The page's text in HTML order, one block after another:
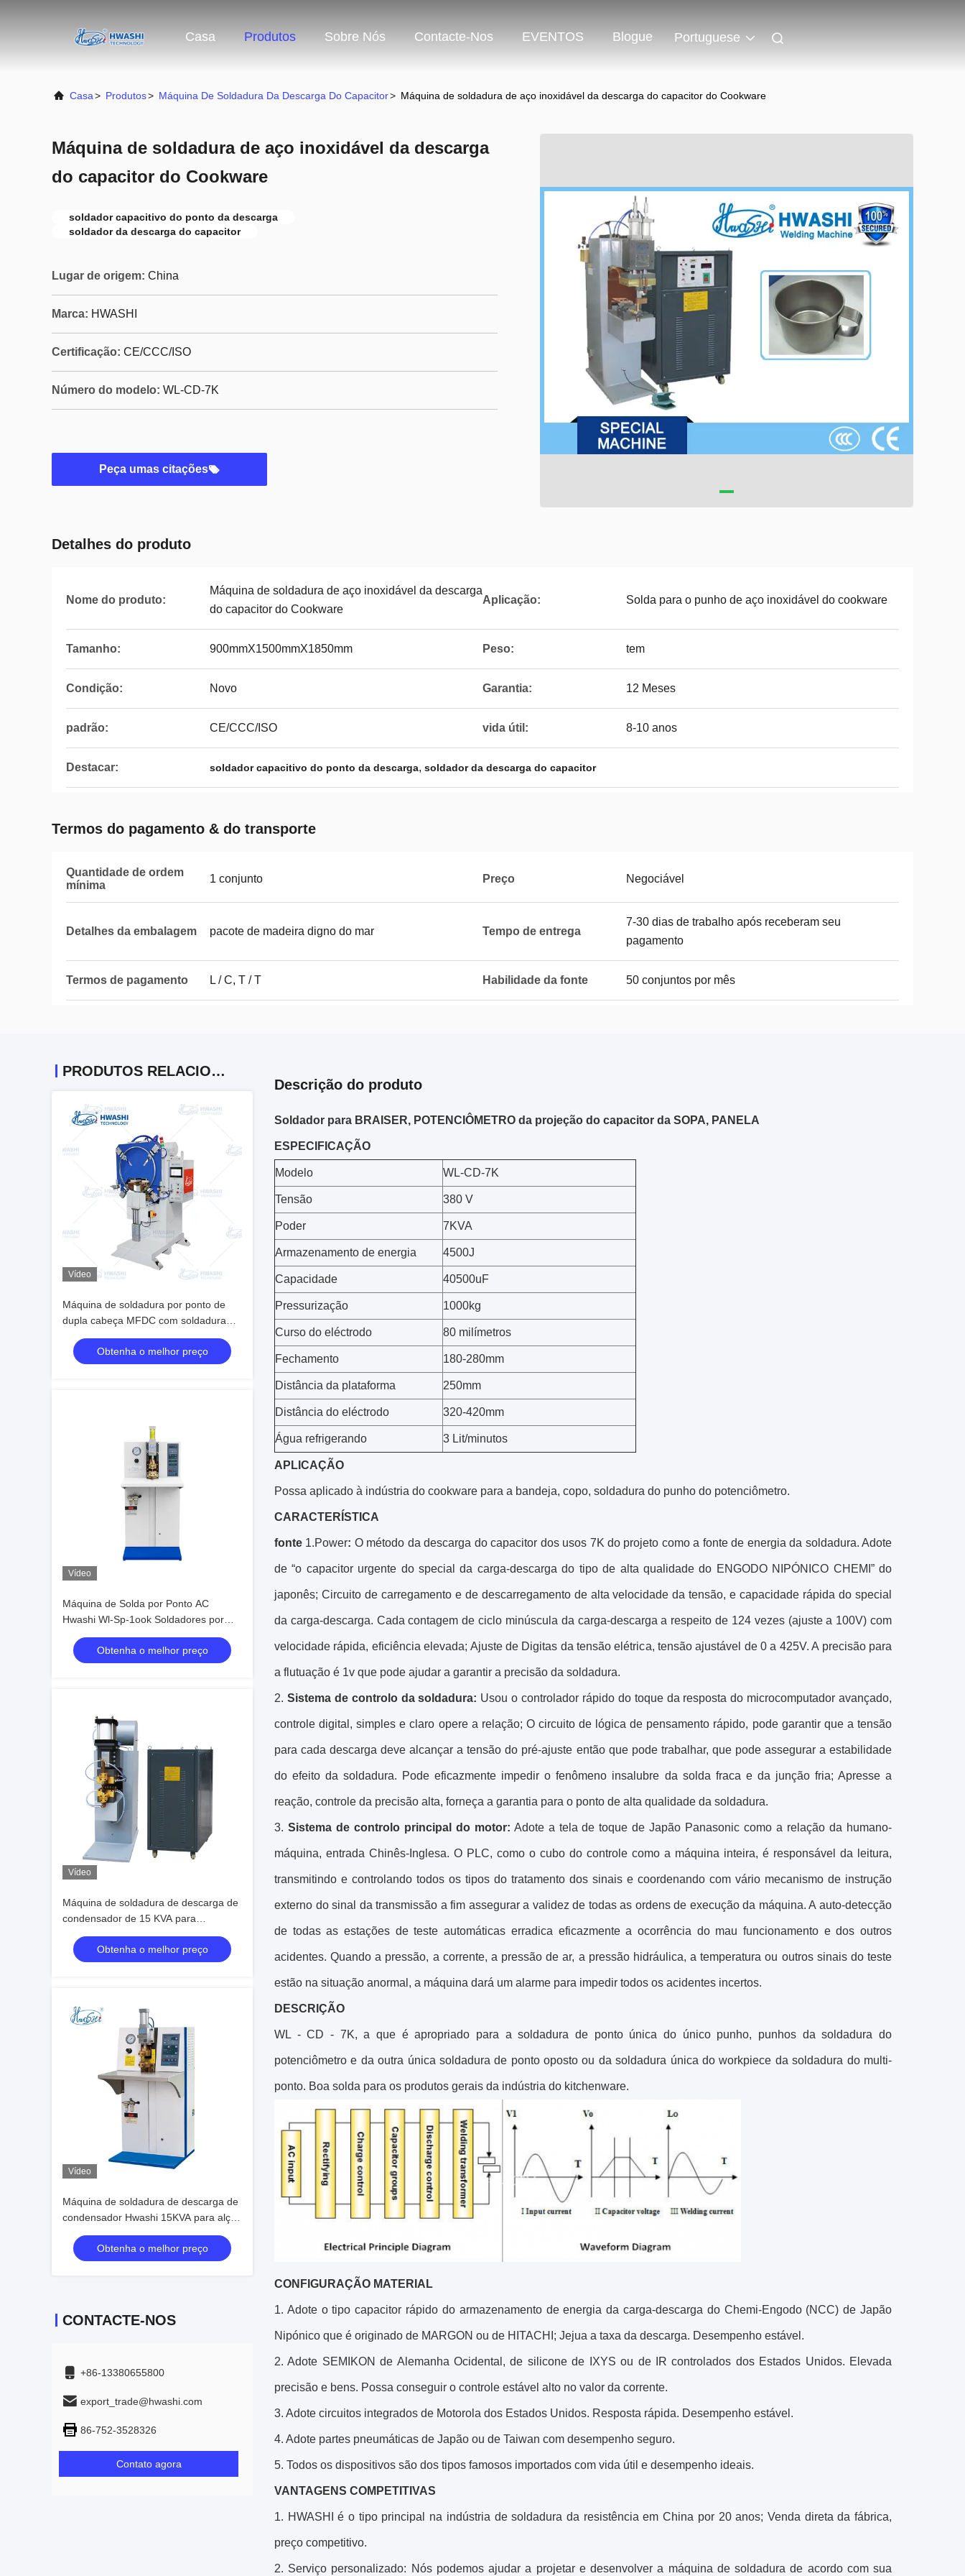
Casa Produtos Sobre Nós Contacte-Nos EVENTOS Blogue Portuguese
Casa> Produtos> Máquina De Soldadura Da Descarga Do Capacitor> Máquina de soldadura de aço inoxidável da descarga do capacitor do Cookware
Máquina de soldadura de aço inoxidável da descarga
do capacitor do Cookware
soldador capacitivo do ponto da descarga
soldador da descarga do capacitor
Lugar de origem: China
Marca: HWASHI
Certificação: CE/CCC/ISO
Número do modelo: WL-CD-7K
Peça umas citações
Detalhes do produto
Nome do produto:
Máquina de soldadura de aço inoxidável da descarga
do capacitor do Cookware
Aplicação: Solda para o punho de aço inoxidável do cookware
Tamanho: 900mmX1500mmX1850mm Peso: tem
Condição: Novo Garantia: 12 Meses
padrão: CE/CCC/ISO vida útil: 8-10 anos
Destacar: soldador capacitivo do ponto da descarga, soldador da descarga do capacitor
Termos do pagamento & do transporte
Quantidade de ordem
mínima
1 conjunto Preço Negociável
Detalhes da embalagem pacote de madeira digno do mar Tempo de entrega
7-30 dias de trabalho após receberam seu
pagamento
Termos de pagamento L / C, T / T Habilidade da fonte 50 conjuntos por mês
PRODUTOS RELACIONADOS
Vídeo
Máquina de soldadura por ponto de
dupla cabeça MFDC com soldadura
por dois pontos e transformador MFDC
para pinças de bloqueio de gancho de
barril (largura de soldadura 600-1000
Obtenha o melhor preço
Vídeo
Máquina de Solda por Ponto AC
Hwashi Wl-Sp-1ook Soldadores por
Ponto Elétricos de Alto Desempenho
Obtenha o melhor preço
Vídeo
Máquina de soldadura de descarga de
condensador de 15 KVA para
manuseio de panela de utensílios de
cozinha SSObtenha o melhor preço
Vídeo
Máquina de soldadura de descarga de
condensador Hwashi 15KVA para alça
de panela de utensílios de cozinha SS
Obtenha o melhor preço
CONTACTE-NOS
+86-13380655800
export_trade@hwashi.com
86-752-3528326
Contato agora
Descrição do produto
Soldador para BRAISER, POTENCIÔMETRO da projeção do capacitor da SOPA, PANELA
ESPECIFICAÇÃO
Modelo WL-CD-7K
Tensão 380 V
Poder 7KVA
Armazenamento de energia 4500J
Capacidade 40500uF
Pressurização 1000kg
Curso do eléctrodo 80 milímetros
Fechamento 180-280mm
Distância da plataforma 250mm
Distância do eléctrodo 320-420mm
Água refrigerando 3 Lit/minutos
APLICAÇÃO
Possa aplicado à indústria do cookware para a bandeja, copo, soldadura do punho do potenciômetro.
CARACTERÍSTICA
fonte 1.Power: O método da descarga do capacitor dos usos 7K do projeto como a fonte de energia da soldadura. Adote
de “o capacitor urgente do special da carga-descarga do tipo de alta qualidade do ENGODO NIPÓNICO CHEMI” do
japonês; Circuito de carregamento e de descarregamento de alta velocidade da tensão, e capacidade rápida do special
da carga-descarga. Cada contagem de ciclo minúscula da carga-descarga a respeito de 124 vezes (ajuste a 100V) com
velocidade rápida, eficiência elevada; Ajuste de Digitas da tensão elétrica, tensão ajustável de 0 a 425V. A precisão para
a flutuação é 1v que pode ajudar a garantir a precisão da soldadura.
2. Sistema de controlo da soldadura: Usou o controlador rápido do toque da resposta do microcomputador avançado,
controle digital, simples e claro opere a relação; O circuito de lógica de pensamento rápido, pode garantir que a tensão
para cada descarga deve alcançar a tensão do pré-ajuste então que pode trabalhar, que pode assegurar a estabilidade
do efeito da soldadura. Pode eficazmente impedir o fenômeno insalubre da solda fraca e da junção fria; Apresse a
reação, controle da precisão alta, forneça a garantia para o ponto de alta qualidade da soldadura.
3. Sistema de controlo principal do motor: Adote a tela de toque de Japão Panasonic como a relação da humano-
máquina, entrada Chinês-Inglesa. O PLC, como o cubo do controle como a máquina inteira, é responsável da leitura,
transmitindo e controlando todos os tipos do tratamento dos sinais e coordenando com vário mecanismo de instrução
externo do sinal da transmissão a fim assegurar a validez de todas as ordens de execução da máquina. A auto-detecção
de todas as estações de teste automáticas erradica eficazmente a ocorrência do mau funcionamento e dos outros
acidentes. Quando a pressão, a corrente, a pressão de ar, a pressão hidráulica, a temperatura ou outros sinais do teste
estão na situação anormal, a máquina dará um alarme para impedir todos os acidentes incertos.
DESCRIÇÃO
WL - CD - 7K, a que é apropriado para a soldadura de ponto única do único punho, punhos da soldadura do
potenciômetro e da outra única soldadura de ponto oposto ou da soldadura única do workpiece da soldadura do multi-
ponto. Boa solda para os produtos gerais da indústria do kitchenware.
CONFIGURAÇÃO MATERIAL
1. Adote o tipo capacitor rápido do armazenamento de energia da carga-descarga do Chemi-Engodo (NCC) de Japão
Nipónico que é originado de MARGON ou de HITACHI; Jejua a taxa da descarga. Desempenho estável.
2. Adote SEMIKON de Alemanha Ocidental, de silicone de IXYS ou de IR controlados dos Estados Unidos. Elevada
precisão e bens. Possa conseguir o controle estável alto no valor da corrente.
3. Adote circuitos integrados de Motorola dos Estados Unidos. Resposta rápida. Desempenho estável.
4. Adote partes pneumáticas de Japão ou de Taiwan com desempenho seguro.
5. Todos os dispositivos são dos tipos famosos importados com vida útil e desempenho ideais.
VANTAGENS COMPETITIVAS
1. HWASHI é o tipo principal na indústria de soldadura da resistência em China por 20 anos; Venda direta da fábrica,
preço competitivo.
2. Serviço personalizado: Nós podemos ajudar a projetar e desenvolver a máquina de soldadura de acordo com sua